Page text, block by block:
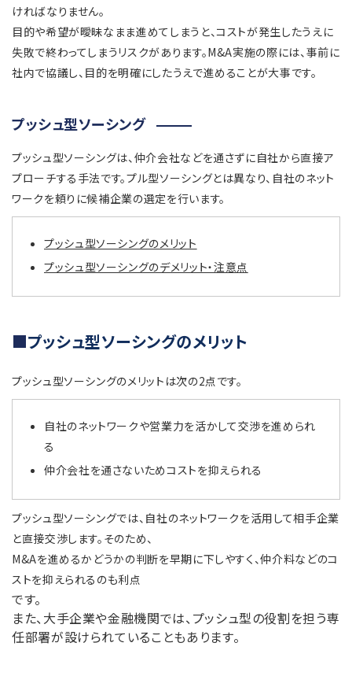
ければなりません。
目的や希望が曖昧なまま進めてしまうと、コストが発生したうえに
失敗で終わってしまうリスクがあります。M&A実施の際には、事前に
社内で協議し、目的を明確にしたうえで進めることが大事です。
プッシュ型ソーシング
プッシュ型ソーシングは、仲介会社などを通さずに自社から直接ア
プローチする手法です。プル型ソーシングとは異なり、自社のネット
ワークを頼りに候補企業の選定を行います。
プッシュ型ソーシングのメリット
プッシュ型ソーシングのデメリット・注意点
プッシュ型ソーシングのメリット
プッシュ型ソーシングのメリットは次の2点です。
自社のネットワークや営業力を活かして交渉を進められ
る
仲介会社を通さないためコストを抑えられる
プッシュ型ソーシングでは、自社のネットワークを活用して相手企業
と直接交渉します。そのため、
M&Aを進めるかどうかの判断を早期に下しやすく、仲介料などのコ
ストを抑えられるのも利点
です。
また、大手企業や金融機関では、プッシュ型の役割を担う専
任部署が設けられていることもあります。